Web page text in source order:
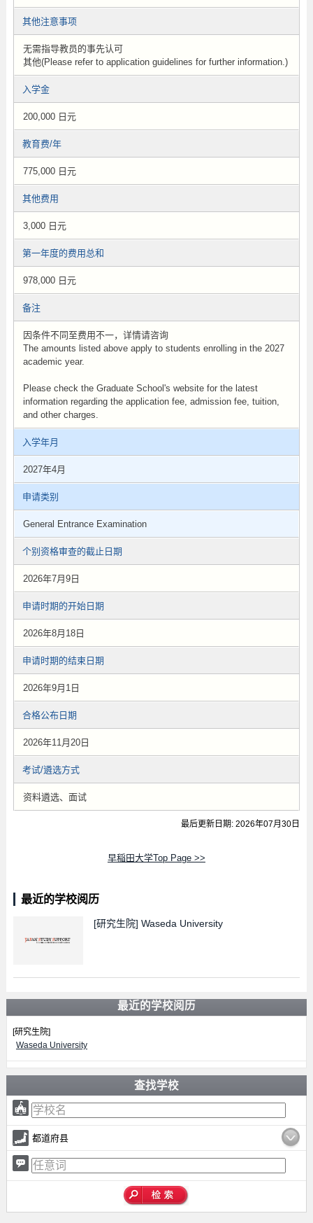
其他注意事项
无需指导教员的事先认可
其他(Please refer to application guidelines for further information.)
入学金
200,000 日元
教育费/年
775,000 日元
其他费用
3,000 日元
第一年度的费用总和
978,000 日元
备注
因条件不同至费用不一，详情请咨询
The amounts listed above apply to students enrolling in the 2027
academic year.
Please check the Graduate School's website for the latest
information regarding the application fee, admission fee, tuition,
and other charges.
入学年月
2027年4月
申请类别
General Entrance Examination
个别资格审查的截止日期
2026年7月9日
申请时期的开始日期
2026年8月18日
申请时期的结束日期
2026年9月1日
合格公布日期
2026年11月20日
考试/遴选方式
资料遴选、面试
最后更新日期: 2026年07月30日
早稲田大学Top Page >>
最近的学校阅历
[研究生院] Waseda University
最近的学校阅历
[研究生院]
Waseda University
查找学校
都道府县